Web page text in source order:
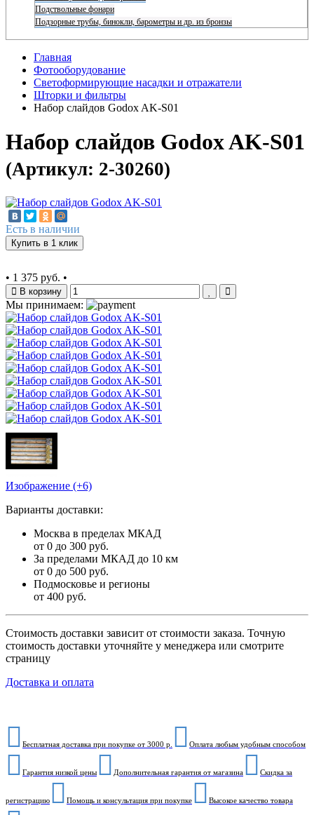
Подствольные фонари
Подзорные трубы, бинокли, барометры и др. из бронзы
Главная
Фотооборудование
Светоформирующие насадки и отражатели
Шторки и фильтры
Набор слайдов Godox AK-S01
Набор слайдов Godox AK-S01
(Артикул: 2-30260)
Есть в наличии
Купить в 1 клик
• 1 375 руб. •
В корзину
Мы принимаем:
Изображение (+6)
Варианты доставки:
Москва в пределах МКАД
от 0 до 300 руб.
За пределами МКАД до 10 км
от 0 до 500 руб.
Подмосковье и регионы
от 400 руб.
Стоимость доставки зависит от стоимости заказа. Точную
стоимость доставки уточняйте у менеджера или смотрите
страницу
Доставка и оплата
Бесплатная доставка при покупке от 3000 р. Оплата любым удобным способом
Гарантия низкой цены Дополнительная гарантия от магазина Скидка за
регистрацию Помощь и консультация при покупке Высокое качество товара